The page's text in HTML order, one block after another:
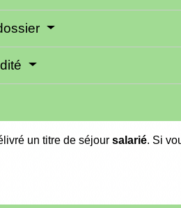
un titre de séjoursalarié. Si